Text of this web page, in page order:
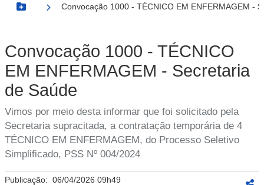
Botão Menu
Convocação 1000 - TÉCNICO EM ENFERMAGEM -
Convocação 1000 - TÉCNICO
EM ENFERMAGEM - Secretaria
de Saúde
Vimos por meio desta informar que foi solicitado pela
Secretaria supracitada, a contratação temporária de 4
TÉCNICO EM ENFERMAGEM, do Processo Seletivo
Simplificado, PSS Nº 004/2024
Publicação: 06/04/2026 09h49